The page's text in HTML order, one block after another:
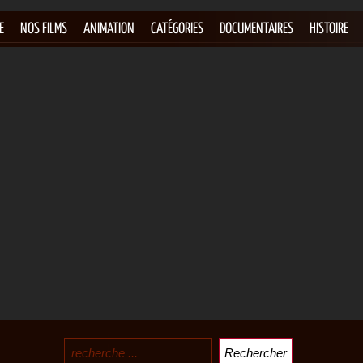
NOS FILMS ANIMATION CATÉGORIES DOCUMENTAIRES HISTOIRE